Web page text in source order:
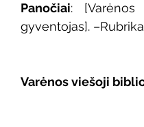
Panočiai:
gyventojas].
Varėnos viešoji